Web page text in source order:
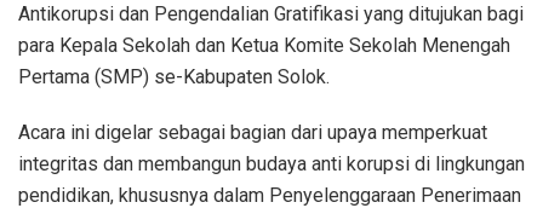
Antikorupsi dan Pengendalian Gratifikasi yang ditujukan bagi
para Kepala Sekolah dan Ketua Komite Sekolah Menengah
Pertama (SMP) se-Kabupaten Solok.
Acara ini digelar sebagai bagian dari upaya memperkuat
integritas dan membangun budaya anti korupsi di lingkungan
pendidikan, khususnya dalam Penyelenggaraan Penerimaan